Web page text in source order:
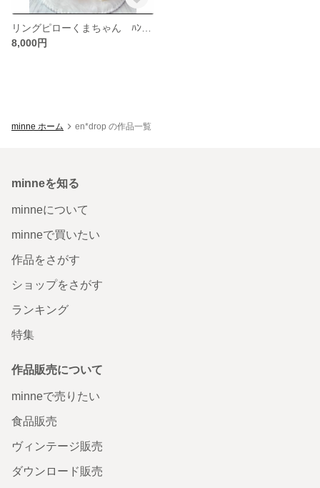
8,000円
minne ホーム en*drop の作品一覧
minneを知る
minneについて
minneで買いたい
作品をさがす
ショップをさがす
ランキング
特集
作品販売について
minneで売りたい
食品販売
ヴィンテージ販売
ダウンロード販売